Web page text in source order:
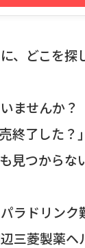
、どこを
ませんか？
終了した
見つからな
ラドリン
三菱製薬ヘ